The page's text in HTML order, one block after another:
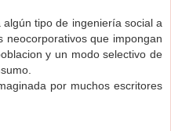
tipo de ingeniería social a
neocorporativos que impongan
y un modo selectivo de
por muchos escritores